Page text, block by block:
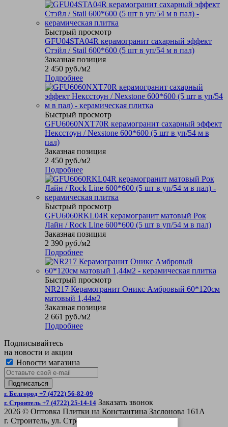
Быстрый просмотр
GFU04STA04R керамогранит сахарный эффект
Стэйл / Stail 600*600 (5 шт в уп/54 м в пал)
Заказная позиция
2 450 руб./м2
Подробнее
Быстрый просмотр
GFU6060NXT70R керамогранит сахарный эффект
Нексстоун / Nexstone 600*600 (5 шт в уп/54 м в
пал)
Заказная позиция
2 450 руб./м2
Подробнее
Быстрый просмотр
GFU6060RKL04R керамогранит матовый Рок
Лайн / Rock Line 600*600 (5 шт в уп/54 м в пал)
Заказная позиция
2 390 руб./м2
Подробнее
Быстрый просмотр
NR217 Керамогранит Оникс Амбровый 60*120см
матовый 1,44м2
Заказная позиция
2 661 руб./м2
Подробнее
Подписывайтесь
на новости и акции
Новости магазина
г. Белгород +7 (4722) 56-82-09
г. Строитель +7 (4722) 25-14-14 Заказать звонок
2026 © Оптовка Плитки на Константина Заслонова 161А
г. Строитель, ул. Строительная 4Б